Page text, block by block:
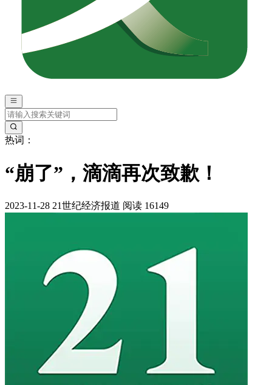
热词：
“崩了”，滴滴再次致歉！
2023-11-28 21世纪经济报道 阅读 16149